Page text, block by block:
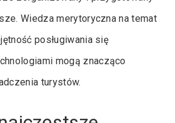
Wiedza merytoryczna na temat
posługiwania się
mogą znacząco
turystów.